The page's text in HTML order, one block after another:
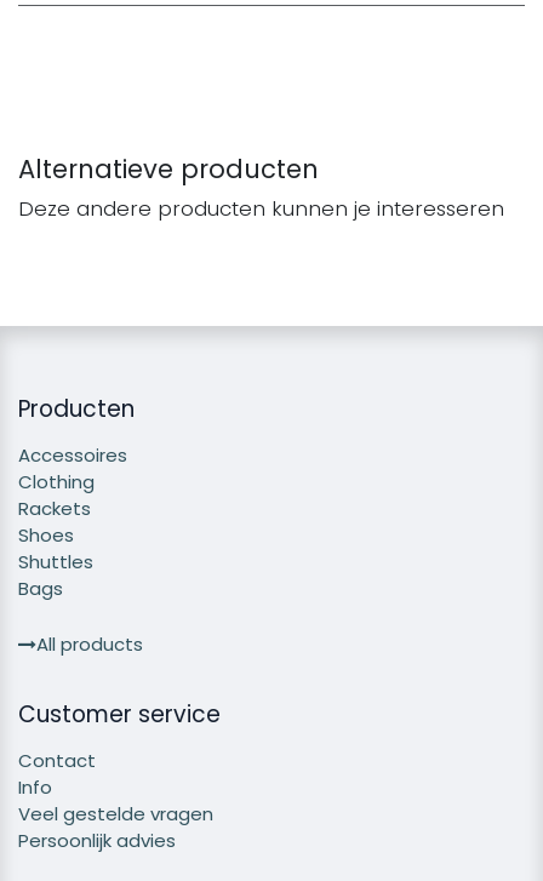
Alternatieve producten
Deze andere producten kunnen je interesseren
Producten
Accessoires
Clothing
Rackets
Shoes
Shuttles
Bags
All products
Customer service
Contact
Info
Veel gestelde vragen
Persoonlijk advies